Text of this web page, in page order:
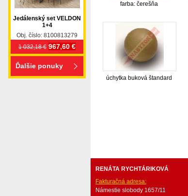
farba: čerešňa
úchytka buková štandard
Jedálenský set VELDON
1+4
Obj. číslo: 8100813279
1 032,18 € 967,60 €
Ďalšie ponuky
RENÁTA RYCHTÁRIKOVÁ
Fakturačná adresa:
Námestie slobody 1657/11